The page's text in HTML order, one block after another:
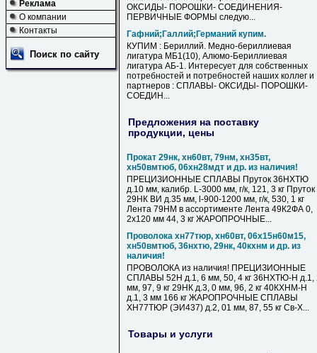
Реклама
О компании
Контакты
Поиск по сайту
ОКСИДЫ- ПОРОШКИ- СОЕДИНЕНИЯ-
ПЕРВИЧНЫЕ ФОРМЫ следую...
Гафний;Галлий;Германий купим.
КУПИМ : Бериллий. Медно-бериллиевая
лигатура МБ1(10), Алюмо-Бериллиевая
лигатура АБ-1. Интересует для собственных
потребностей и потребностей наших коллег и
партнеров : СПЛАВЫ- ОКСИДЫ- ПОРОШКИ-
СОЕДИН...
Предложения на поставку
продукции, цены
Прокат 29нк, хн60вт, 79нм, хн35вт,
хн50вмтюб, 06хн28мдт и др. из наличия!
ПРЕЦИЗИОННЫЕ СПЛАВЫ Пруток 36НХТЮ
д.10 мм, калибр. L-3000 мм, г/к, 121, 3 кг Пруток
29НК ВИ д.35 мм, l-900-1200 мм, г/к, 530, 1 кг
Лента 79НМ в ассортименте Лента 49К2ФА 0,
2х120 мм 44, 3 кг ЖАРОПРОЧНЫЕ...
Проволока хн77тюр, хн60вт, 06х15н60м15,
хн50вмтюб, 36нхтю, 29нк, 40кхнм и др. из
наличия!
ПРОВОЛОКА из наличия! ПРЕЦИЗИОННЫЕ
СПЛАВЫ 52Н д.1, 6 мм, 50, 4 кг 36НХТЮ-Н д.1,
мм, 97, 9 кг 29НК д.3, 0 мм, 96, 2 кг 40КХНМ-Н
д.1, 3 мм 166 кг ЖАРОПРОЧНЫЕ СПЛАВЫ
ХН77ТЮР (ЭИ437) д.2, 01 мм, 87, 55 кг Св-Х...
Товары и услуги